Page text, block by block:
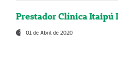
Prestador Clínica Itaipú
01 de Abril de 2020